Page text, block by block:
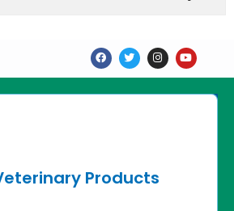
F
a
c
b
T
w
i
t
I
n
s
a
Y
o
u
u
Products